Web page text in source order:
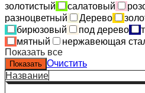
золотистый
салатовый
разноцветный
Дерево
бирюзовый
под дерево
мятный
нержавеющая
Показать все
Очистить
Название